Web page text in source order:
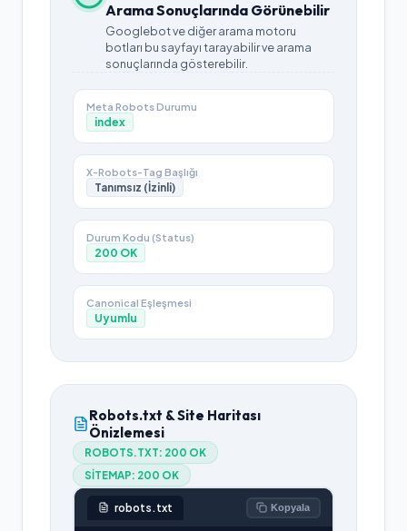
Arama Sonuçlarında Görünebilir
Googlebot ve diğer arama motoru
botları bu sayfayı tarayabilir ve arama
sonuçlarında gösterebilir.
Meta Robots Durumu
index
X-Robots-Tag Başlığı
Tanımsız (İzinli)
Durum Kodu (Status)
200 OK
Canonical Eşleşmesi
Uyumlu
Robots.txt & Site Haritası
Önizlemesi
ROBOTS.TXT: 200 OK
SITEMAP: 200 OK
robots.txt Kopyala